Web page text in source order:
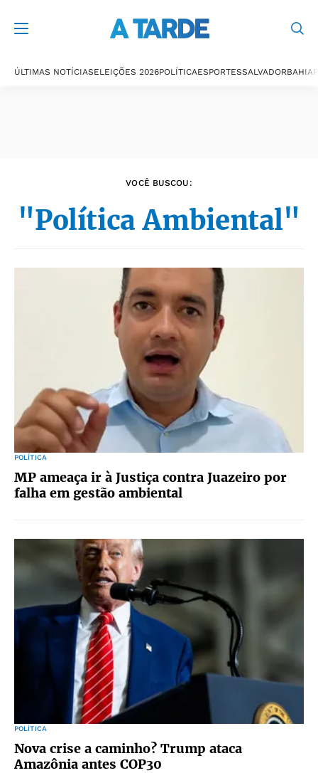
ÚLTIMAS NOTÍCIASELEIÇÕES 2026POLÍTICAESPORTESSALVADORBAHIA
VOCÊ BUSCOU:
"Política Ambiental"
POLÍTICA
MP ameaça ir à Justiça contra Juazeiro por
falha em gestão ambiental
POLÍTICA
Nova crise a caminho? Trump ataca
Amazônia antes COP30